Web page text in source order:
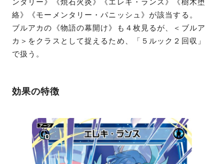
絡》《モーメンタリー・パニッシュ》が該当する。
ブルアカの《物語の幕開け》も４枚見るが、＜ブルア
カ＞をクラスとして捉えるため、「５ルック２回収」
で扱う。
効果の特徴